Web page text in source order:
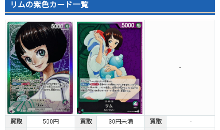
リムの紫色カード一覧
-
買取 500円 買取 30円未満 買取
-